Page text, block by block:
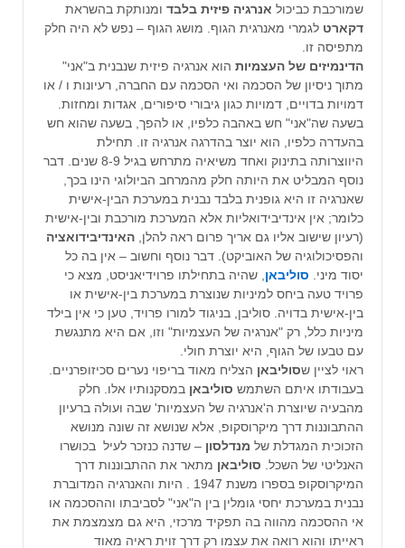
שמורכבת כביכול אנרגיה פיזית בלבד ומנותקת בהשראת
דקארט לגמרי מאנרגית הגוף. מושג הגוף – נפש לא היה חלק
מתפיסה זו.
הדינמיזים של העצמיות הוא אנרגיה פיזית שנבנית ב"אני"
מתוך ניסיון של הסכמה ואי הסכמה עם החברה, רעיונות ו / או
דמויות בדויים, דמויות כגון גיבורי סיפורים, אגדות ומחזות.
בשעה שה"אני" חש באהבה כלפיו, או להפך, בשעה שהוא חש
בהעדרה כלפיו, הוא יוצר בהדרגה אנרגיה זו. תחילת
היווצרותה בתינוק ואחד משיאיה מתרחש בגיל 8-9 שנים. דבר
נוסף המבליט את היותה חלק מהמרחב הביולוגי הינו בכך,
שאנרגיה זו היא גופנית בלבד נבנית במערכת הבין-אישית
כלומר; אין אינדיבידואליות אלא המערכת מורכבת ובין-אישית
(רעיון שישוב אליו גם אריך פרום ראה להלן, האינדיבידואציה
והפסיכולוגיה של האוביקט). דבר נוסף וחשוב – אין בה כל
יסוד מיני. סוליבאן , שהיה בתחילתו פרוידיאניסט, מצא כי
פרויד טעה ביחס למיניות שנוצרת במערכת בין-אישית או
בין-אישית בדויה. סוליבן, בניגוד למורו פרויד, טען כי אין בילד
מיניות כלל, רק "אנרגיה של העצמיות" וזו, אם היא מתנגשת
עם טבעו של הגוף, היא יוצרת חולי.
ראוי לציין שסוליבאן הצליח מאוד בריפוי נערים סכיזופרניים.
בעבודתו איתם השתמש סוליבאן במסקנותיו אלו. חלק
מהבעיה שיוצרת ה'אנרגיה של העצמיות' שבה ועולה ברעיון
ההתבוננות דרך מיקרוסקופ, אלא שנושא זה שונה מנושא
הזכוכית המגדלת של מנדלסון – שדנה כנזכר לעיל בכושרו
האנליטי של השכל. סוליבאן מתאר את ההתבוננות דרך
המיקרוסקופ בספרו משנת 1947 . היות והאנרגיה המדוברת
נבנית במערכת יחסי גומלין בין ה"אני" לסביבתו וההסכמה או
אי ההסכמה מהווה בה תפקיד מרכזי, היא גם מצמצמת את
ראייתו והוא רואה את עצמו רק דרך זוית ראיה מאוד